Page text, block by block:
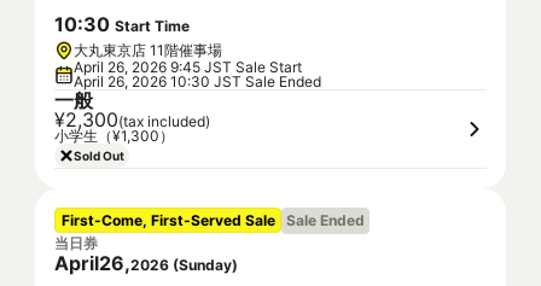
10:30 Start Time
大丸東京店 11階催事場
April 26, 2026 9:45 JST Sale Start
April 26, 2026 10:30 JST Sale Ended
一般
¥2,300(tax included)
小学生（¥1,300）
Sold Out
First-Come, First-Served Sale Sale Ended
当日券
April26,2026 (Sunday)